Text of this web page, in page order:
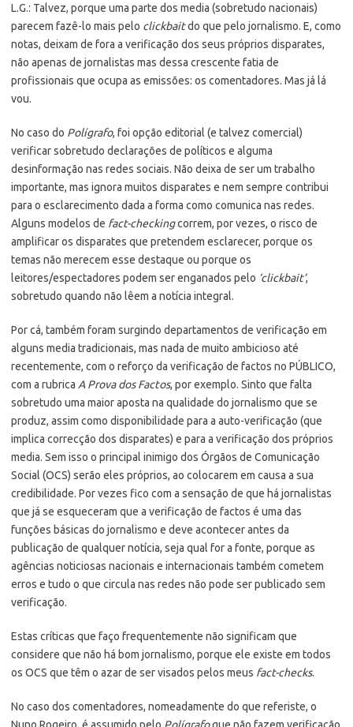
L.G.: Talvez, porque uma parte dos media (sobretudo nacionais)
parecem fazê-lo mais pelo clickbaitdo que pelo jornalismo. E, como
notas, deixam de fora a verificação dos seus próprios disparates,
não apenas de jornalistas mas dessa crescente fatia de
profissionais que ocupa as emissões: os comentadores. Mas já lá
vou.
No caso do Polígrafo, foi opção editorial (e talvez comercial)
verificar sobretudo declarações de políticos e alguma
desinformação nas redes sociais. Não deixa de ser um trabalho
importante, mas ignora muitos disparates e nem sempre contribui
para o esclarecimento dada a forma como comunica nas redes.
Alguns modelos de fact-checkingcorrem, por vezes, o risco de
amplificar os disparates que pretendem esclarecer, porque os
temas não merecem esse destaque ou porque os
leitores/espectadores podem ser enganados pelo ‘clickbait’,
sobretudo quando não lêem a notícia integral.
Por cá, também foram surgindo departamentos de verificação em
alguns media tradicionais, mas nada de muito ambicioso até
recentemente, com o reforço da verificação de factos no PÚBLICO,
com a rubrica A Prova dos Factos, por exemplo. Sinto que falta
sobretudo uma maior aposta na qualidade do jornalismo que se
produz, assim como disponibilidade para a auto-verificação (que
implica correcção dos disparates) e para a verificação dos próprios
media. Sem isso o principal inimigo dos Órgãos de Comunicação
Social (OCS) serão eles próprios, ao colocarem em causa a sua
credibilidade. Por vezes fico com a sensação de que há jornalistas
que já se esqueceram que a verificação de factos é uma das
funções básicas do jornalismo e deve acontecer antes da
publicação de qualquer notícia, seja qual for a fonte, porque as
agências noticiosas nacionais e internacionais também cometem
erros e tudo o que circula nas redes não pode ser publicado sem
verificação.
Estas críticas que faço frequentemente não significam que
considere que não há bom jornalismo, porque ele existe em todos
os OCS que têm o azar de ser visados pelos meus fact-checks.
No caso dos comentadores, nomeadamente do que referiste, o